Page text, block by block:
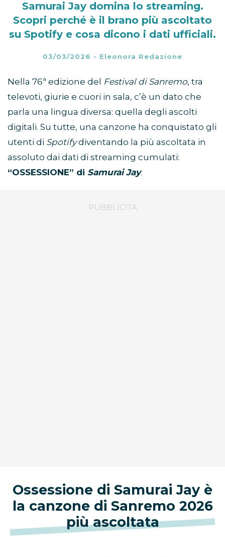
Samurai Jay domina lo streaming.
Scopri perché è il brano più ascoltato
su Spotify e cosa dicono i dati ufficiali.
03/03/2026 - Eleonora Redazione
Nella 76ª edizione del Festival di Sanremo, tra
televoti, giurie e cuori in sala, c’è un dato che
parla una lingua diversa: quella degli ascolti
digitali. Su tutte, una canzone ha conquistato gli
utenti di Spotifydiventando la più ascoltata in
assoluto dai dati di streaming cumulati:
“OSSESSIONE” di Samurai Jay.
Ossessione di Samurai Jay è
la canzone di Sanremo 2026
più ascoltata